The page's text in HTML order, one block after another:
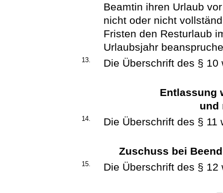
Beamtin ihren Urlaub
nicht oder nicht
Fristen den Resturlaub
Urlaubsjahr
13. Die Überschrift des §
Entlassung
und
14. Die Überschrift des § 11
Zuschuss bei
15. Die Überschrift des §